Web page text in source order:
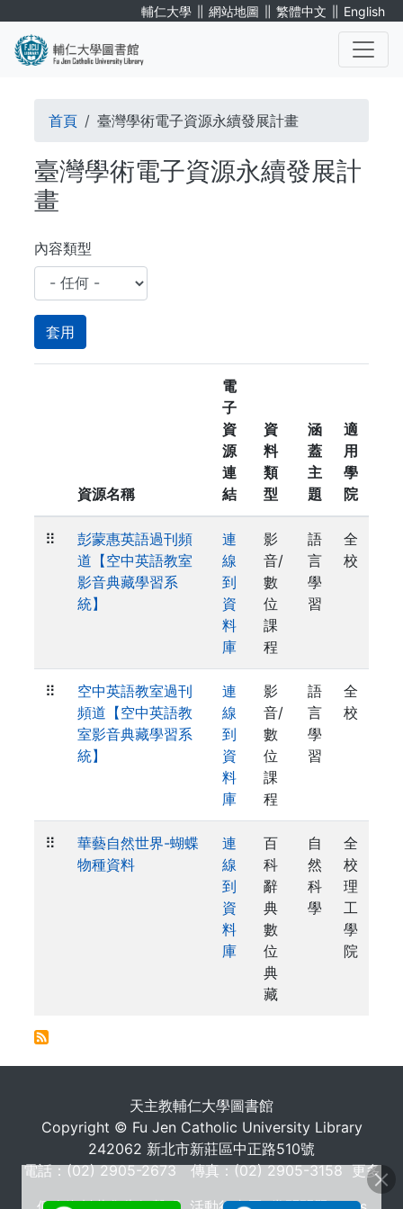
輔仁大學 ∥ 網站地圖 ∥ 繁體中文 ∥ English
導
航
連
結
首頁 臺灣學術電子資源永續發展計畫
臺灣學術電子資源永續發展計
畫
內容類型
資源名稱
電
子
資
源
連
結
資
料
類
型
涵
蓋
主
題
適
用
學
院
⠿
彭蒙惠英語過刊頻
道【空中英語教室
影音典藏學習系
統】
連
線
到
資
料
庫
影
音/
數
位
課
程
語
言
學
習
全
校
⠿
空中英語教室過刊
頻道【空中英語教
室影音典藏學習系
統】
連
線
到
資
料
庫
影
音/
數
位
課
程
語
言
學
習
全
校
⠿
華藝自然世界-蝴蝶
物種資料
連
線
到
資
料
庫
百
科
辭
典
數
位
典
藏
自
然
科
學
全
校
理
工
學
院
天主教輔仁大學圖書館
Copyright © Fu Jen Catholic University Library
242062 新北市新莊區中正路510號
電話：(02) 2905-2673 傳真：(02) 2905-3158更多